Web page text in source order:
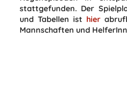
stattgefunden. Der
und Tabellen ist hier
Mannschaften und